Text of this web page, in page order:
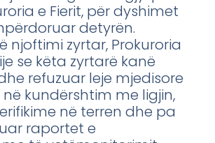
e Fierit, për dyshimet
detyrën.
njoftimi zyrtar, Prokuroria
se këta zyrtarë kanë
refuzuar leje mjedisore
në kundërshtim me ligjin,
në terren dhe pa
raportet e